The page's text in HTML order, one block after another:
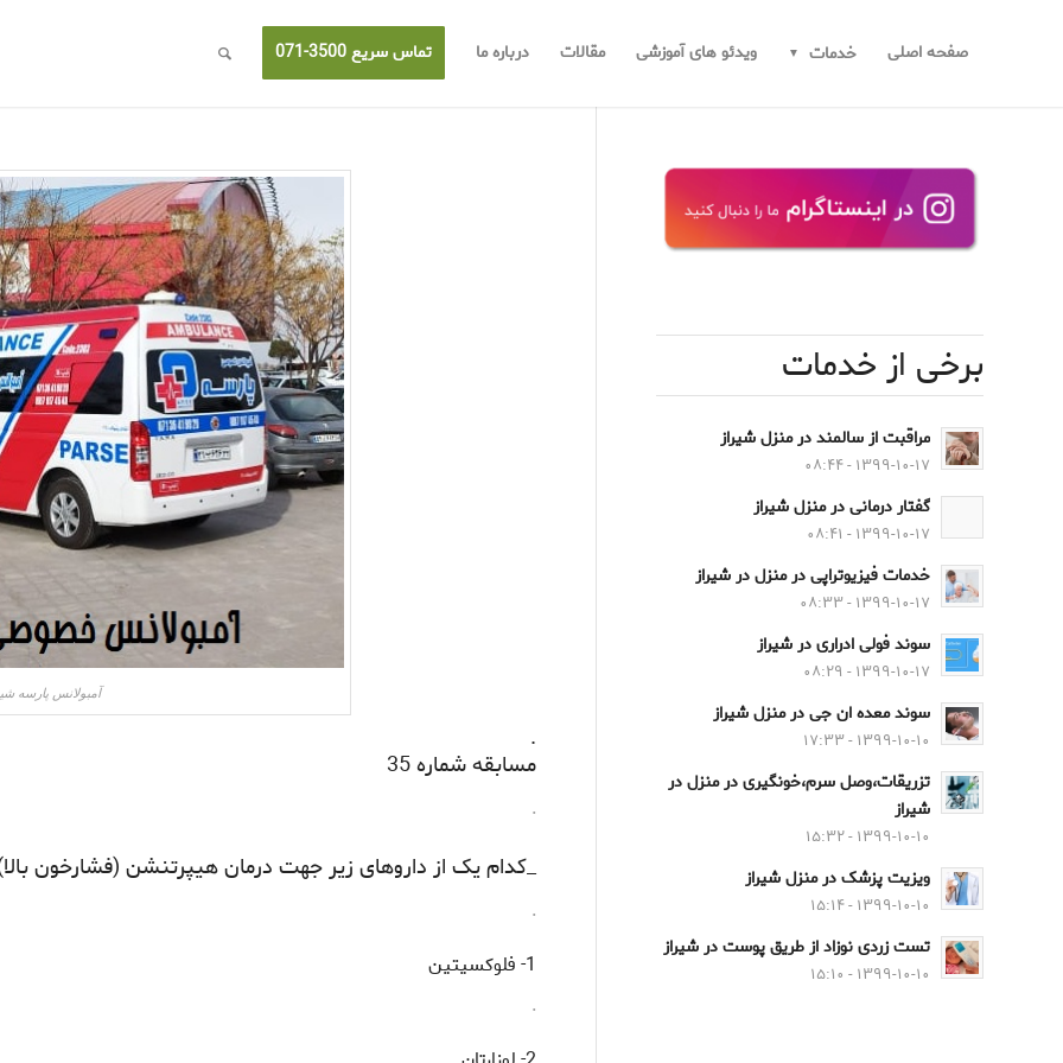
صفحه اصلی خدمات ویدئو های آموزشی مقالات درباره ما تماس سریع 3500-071
آمبولانس پارسه
.
مسابقه شماره 35
.
_کدام یک از داروهای زیر جهت درمان هیپرتنشن (فشارخون
.
1- فلوکسیتین
.
برخی از خدمات
مراقبت از سالمند در منزل شیراز
۱۳۹۹-۱۰-۱۷ - ۰۸:۴۴
گفتار درمانی در منزل شیراز
۱۳۹۹-۱۰-۱۷ - ۰۸:۴۱
خدمات فیزیوتراپی در منزل در شیراز
۱۳۹۹-۱۰-۱۷ - ۰۸:۳۳
سوند فولی ادراری در شیراز
۱۳۹۹-۱۰-۱۷ - ۰۸:۲۹
سوند معده ان جی در منزل شیراز
۱۳۹۹-۱۰-۱۰ - ۱۷:۳۳
تزریقات،وصل سرم،خونگیری در منزل در
شیراز
۱۳۹۹-۱۰-۱۰ - ۱۵:۳۲
ویزیت پزشک در منزل شیراز
۱۳۹۹-۱۰-۱۰ - ۱۵:۱۴
تست زردی نوزاد از طریق پوست در شیراز
۱۳۹۹-۱۰-۱۰ - ۱۵:۱۰